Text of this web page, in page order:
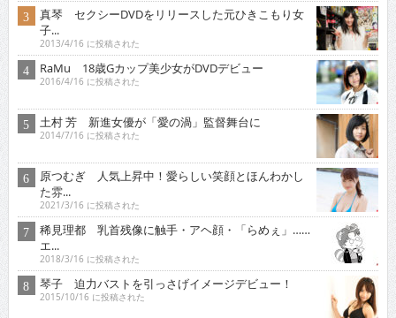
真琴 セクシーDVDをリリースした元ひきこもり女
子...
2013/4/16 に投稿された
RaMu 18歳Gカップ美少女がDVDデビュー
2016/4/16 に投稿された
土村 芳 新進女優が「愛の渦」監督舞台に
2014/7/16 に投稿された
原つむぎ 人気上昇中！愛らしい笑顔とほんわかし
た雰...
2021/3/16 に投稿された
稀見理都 乳首残像に触手・アヘ顔・「らめぇ」……
エ...
2018/3/16 に投稿された
琴子 迫力バストを引っさげイメージデビュー！
2015/10/16 に投稿された